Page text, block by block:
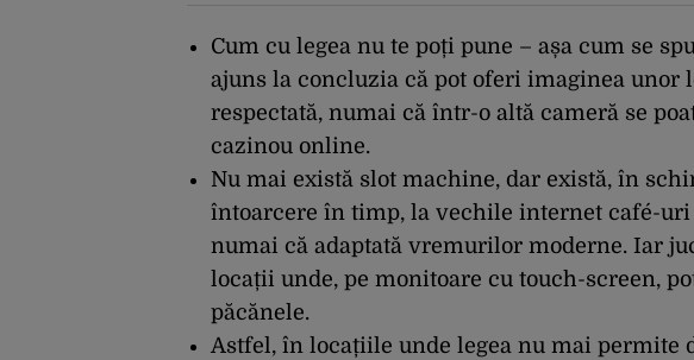
Cum cu legea nu te poți pune – așa cum se
ajuns la concluzia că pot oferi imaginea unor
respectată, numai că într-o altă cameră se
cazinou online.
Nu mai există slot machine, dar există, în
întoarcere în timp, la vechile internet café-uri
numai că adaptată vremurilor moderne. Iar
locații unde, pe monitoare cu touch-screen,
păcănele.
Astfel, în locațiile unde legea nu mai permite